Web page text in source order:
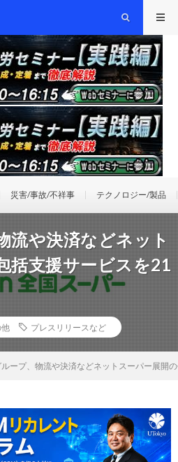
災害/事故/不祥事 テクノロジー/製品
流や決済などネット
括支援サービスを21
プレスリリースなど
ープ、物流や決済などネットスーパー展開